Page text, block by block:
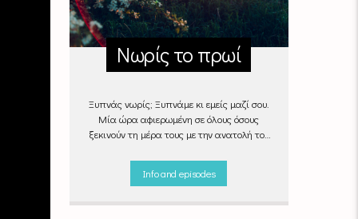
Νωρίς το πρωί
Ξυπνάς νωρίς; Ξυπνάμε κι εμείς μαζί σου.
Μία ώρα αφιερωμένη σε όλους όσους
ξεκινούν τη μέρα τους με την ανατολή του
την πρωινή ρουτίνα πιο ευχάριστη!
"Νωρίς το πρωί" καθημερινά
107 FM
Info and episodes